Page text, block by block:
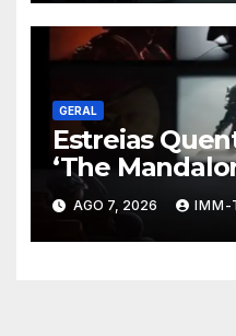
GERAL
Estreias
‘The
Anunciado e
Lançamentos
AGO 7, 2026 IMM-